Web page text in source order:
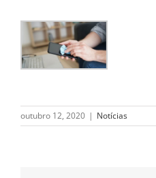
outubro 12, 2020 | Notícias